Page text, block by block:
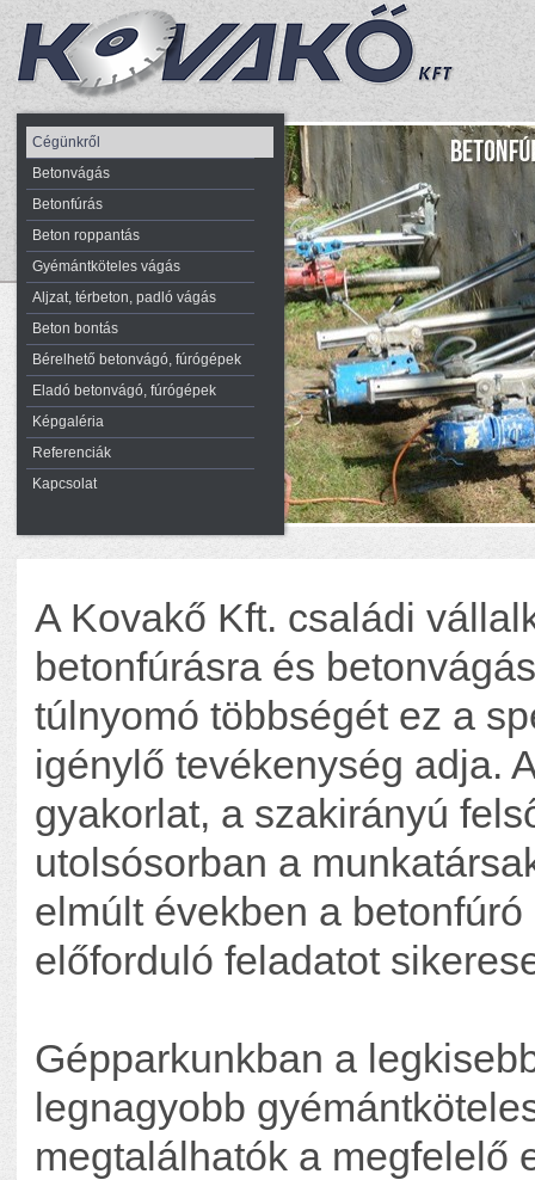
Cégünkről
Betonvágás
Betonfúrás
Beton roppantás
Gyémántköteles vágás
Aljzat, térbeton, padló vágás
Beton bontás
Bérelhető betonvágó, fúrógépek
Eladó betonvágó, fúrógépek
Képgaléria
Referenciák
Kapcsolat
A Kovakő Kft. családi
betonfúrásra és
túlnyomó többségét ez a
igénylő tevékenység adja.
gyakorlat, a szakirányú
utolsósorban a
elmúlt években a
előforduló feladatot
Gépparkunkban a
legnagyobb
megtalálhatók a megfelelő